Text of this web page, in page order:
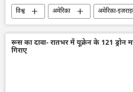
विश्व अमेरिका
अमेरिका-
ईरान
इज़राइल
सामूहिक
हथियारों की आपूर्ति
रक्षा-पंक्ति
राष्ट्रीय सुरक्षा
रूस का दावा- रातभर में यूक्रेन के 121 ड्रोन
गिराए